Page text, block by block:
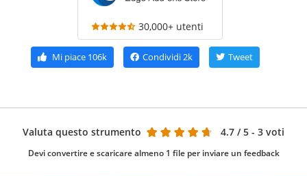
30,000+ utenti
Mi piace 106k Condividi2k Tweet
Valuta questo strumento 4.7 / 5 - 3 voti
Devi convertire e scaricare almeno 1 file per inviare un feedback